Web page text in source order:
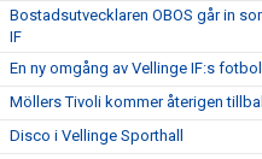
Bostadsutvecklaren OBOS går in
IF
En ny omgång av Vellinge IF:s
Möllers Tivoli kommer återigen
Disco i Vellinge Sporthall